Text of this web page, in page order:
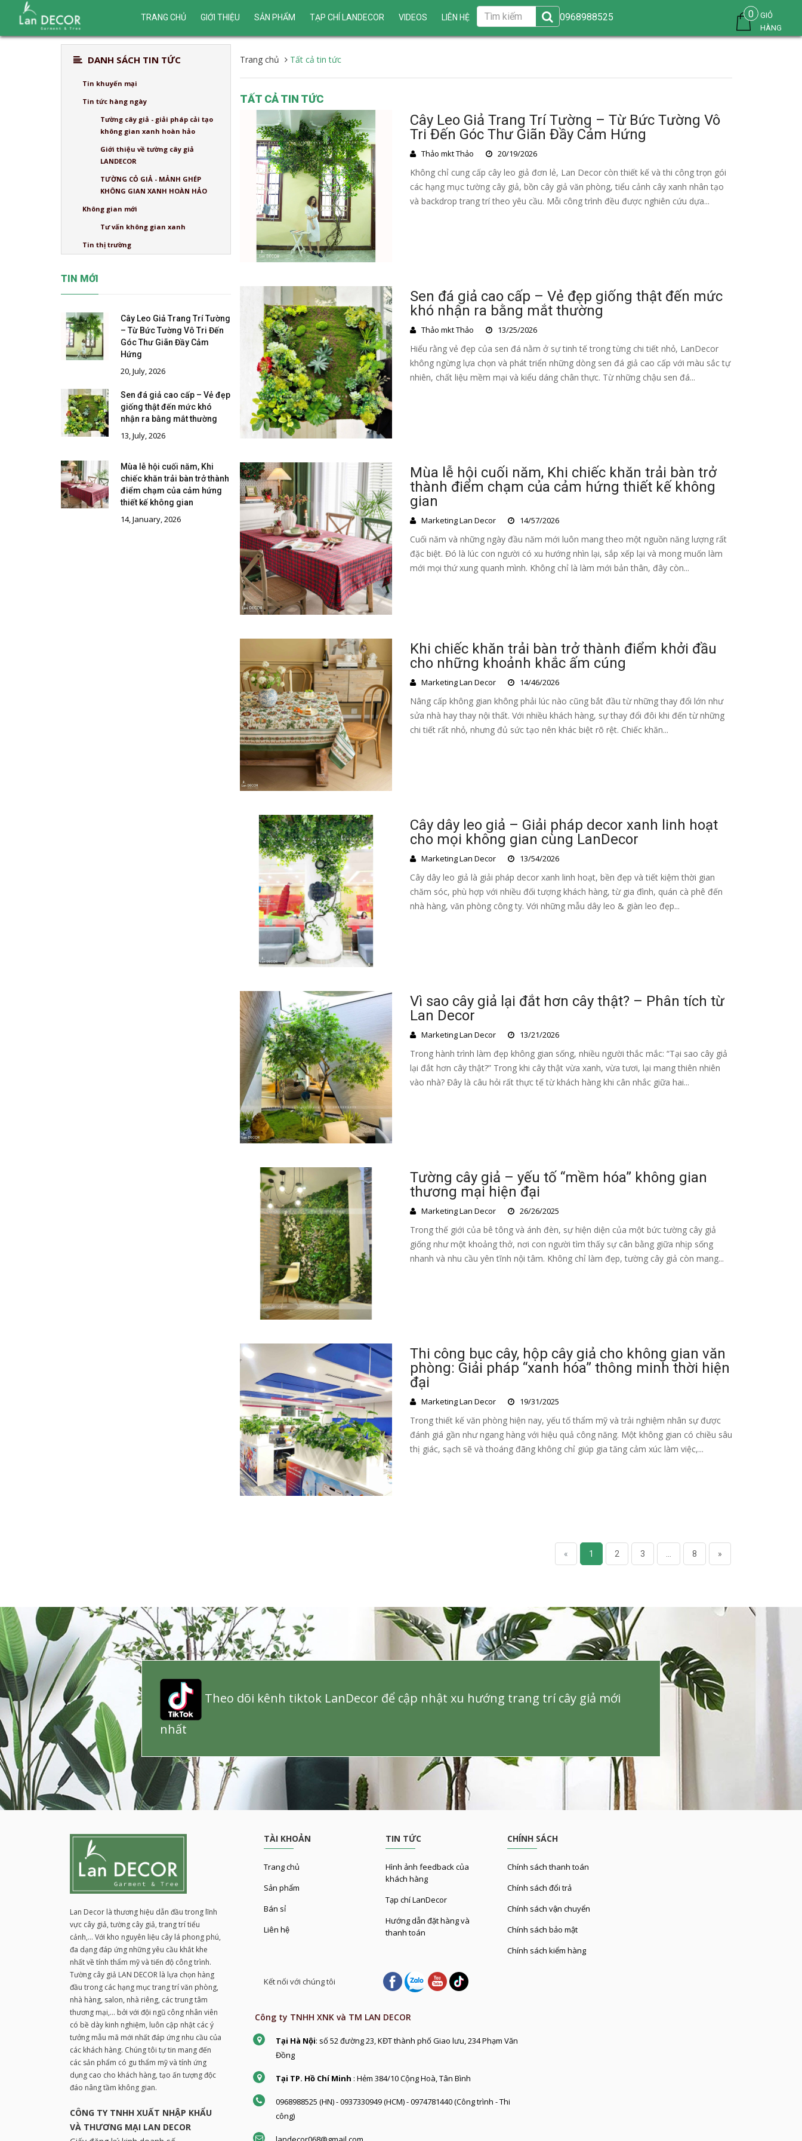
TRANG CHỦ GIỚI THIỆU SẢN PHẨM TẠP CHÍ LANDECOR VIDEOS LIÊN HỆ 0968988525 0
GIỎ
HÀNG
Trang chủ Tất cả tin tức
TẤT CẢ TIN TỨC
Cây Leo Giả Trang Trí Tường – Từ Bức Tường Vô
Tri Đến Góc Thư Giãn Đầy Cảm Hứng
Thảo mkt Thảo 20/19/2026
Không chỉ cung cấp cây leo giả đơn lẻ, Lan Decor còn thiết kế và thi công trọn gói
các hạng mục tường cây giả, bồn cây giả văn phòng, tiểu cảnh cây xanh nhân tạo
và backdrop trang trí theo yêu cầu. Mỗi công trình đều được nghiên cứu dựa...
Sen đá giả cao cấp – Vẻ đẹp giống thật đến mức
khó nhận ra bằng mắt thường
Thảo mkt Thảo 13/25/2026
Hiểu rằng vẻ đẹp của sen đá nằm ở sự tinh tế trong từng chi tiết nhỏ, LanDecor
không ngừng lựa chọn và phát triển những dòng sen đá giả cao cấp với màu sắc tự
nhiên, chất liệu mềm mại và kiểu dáng chân thực. Từ những chậu sen đá...
Mùa lễ hội cuối năm, Khi chiếc khăn trải bàn trở
thành điểm chạm của cảm hứng thiết kế không
gian
Marketing Lan Decor 14/57/2026
Cuối năm và những ngày đầu năm mới luôn mang theo một nguồn năng lượng rất
đặc biệt. Đó là lúc con người có xu hướng nhìn lại, sắp xếp lại và mong muốn làm
mới mọi thứ xung quanh mình. Không chỉ là làm mới bản thân, đây còn...
Khi chiếc khăn trải bàn trở thành điểm khởi đầu
cho những khoảnh khắc ấm cúng
Marketing Lan Decor 14/46/2026
Nâng cấp không gian không phải lúc nào cũng bắt đầu từ những thay đổi lớn như
sửa nhà hay thay nội thất. Với nhiều khách hàng, sự thay đổi đôi khi đến từ những
chi tiết rất nhỏ, nhưng đủ sức tạo nên khác biệt rõ rệt. Chiếc khăn...
Cây dây leo giả – Giải pháp decor xanh linh hoạt
cho mọi không gian cùng LanDecor
Marketing Lan Decor 13/54/2026
Cây dây leo giả là giải pháp decor xanh linh hoạt, bền đẹp và tiết kiệm thời gian
chăm sóc, phù hợp với nhiều đối tượng khách hàng, từ gia đình, quán cà phê đến
nhà hàng, văn phòng công ty. Với những mẫu dây leo & giàn leo đẹp...
Vì sao cây giả lại đắt hơn cây thật? – Phân tích từ
Lan Decor
Marketing Lan Decor 13/21/2026
Trong hành trình làm đẹp không gian sống, nhiều người thắc mắc: “Tại sao cây giả
lại đắt hơn cây thật?” Trong khi cây thật vừa xanh, vừa tươi, lại mang thiên nhiên
vào nhà? Đây là câu hỏi rất thực tế từ khách hàng khi cân nhắc giữa hai...
Tường cây giả – yếu tố “mềm hóa” không gian
thương mại hiện đại
Marketing Lan Decor 26/26/2025
Trong thế giới của bê tông và ánh đèn, sự hiện diện của một bức tường cây giả
giống như một khoảng thở, nơi con người tìm thấy sự cân bằng giữa nhịp sống
nhanh và nhu cầu yên tĩnh nội tâm. Không chỉ làm đẹp, tường cây giả còn mang...
Thi công bục cây, hộp cây giả cho không gian văn
phòng: Giải pháp “xanh hóa” thông minh thời hiện
đại
Marketing Lan Decor 19/31/2025
Trong thiết kế văn phòng hiện nay, yếu tố thẩm mỹ và trải nghiệm nhân sự được
đánh giá gần như ngang hàng với hiệu quả công năng. Một không gian có chiều sâu
thị giác, sạch sẽ và thoáng đãng không chỉ giúp gia tăng cảm xúc làm việc,...
« 1 2 3 ... 8 »
DANH SÁCH TIN TỨC
Tin khuyến mại
Tin tức hàng ngày
Tường cây giả - giải pháp cải tạo
không gian xanh hoàn hảo
Giới thiệu về tường cây giả
LANDECOR
TƯỜNG CỎ GIẢ - MẢNH GHÉP
KHÔNG GIAN XANH HOÀN HẢO
Không gian mới
Tư vấn không gian xanh
Tin thị trường
TIN MỚI
Cây Leo Giả Trang Trí Tường
– Từ Bức Tường Vô Tri Đến
Góc Thư Giãn Đầy Cảm
Hứng
20, July, 2026
Sen đá giả cao cấp – Vẻ đẹp
giống thật đến mức khó
nhận ra bằng mắt thường
13, July, 2026
Mùa lễ hội cuối năm, Khi
chiếc khăn trải bàn trở thành
điểm chạm của cảm hứng
thiết kế không gian
14, January, 2026
Theo dõi kênh tiktok LanDecor để cập nhật xu hướng trang trí cây giả mới
nhất
Lan Decor là thương hiệu dẫn đầu trong lĩnh
vực cây giả, tường cây giả, trang trí tiểu
cảnh,... Với kho nguyên liệu cây lá phong phú,
đa dạng đáp ứng những yêu cầu khắt khe
nhất về tính thẩm mỹ và tiến độ công trình.
Tường cây giả LAN DECOR là lựa chọn hàng
đầu trong các hạng mục trang trí văn phòng,
nhà hàng, salon, nhà riêng, các trung tâm
thương mại,... bởi với đội ngũ công nhân viên
có bề dày kinh nghiệm, luôn cập nhật các ý
tưởng mẫu mã mới nhất đáp ứng nhu cầu của
các khách hàng. Chúng tôi tự tin mang đến
các sản phẩm có gu thẩm mỹ và tính ứng
dụng cao cho khách hàng, tạo ấn tượng độc
đáo nâng tầm không gian.
CÔNG TY TNHH XUẤT NHẬP KHẨU
VÀ THƯƠNG MẠI LAN DECOR
TÀI KHOẢN
Trang chủ
Sản phẩm
Bán sỉ
Liên hệ
TIN TỨC
Hình ảnh feedback của
khách hàng
Tạp chí LanDecor
Hướng dẫn đặt hàng và
thanh toán
CHÍNH SÁCH
Chính sách thanh toán
Chính sách đổi trả
Chính sách vận chuyển
Chính sách bảo mật
Chính sách kiểm hàng
Kết nối với chúng tôi
Công ty TNHH XNK và TM LAN DECOR
Tại Hà Nội: số 52 đường 23, KĐT thành phố Giao lưu, 234 Phạm Văn
Đồng
Tại TP. Hồ Chí Minh : Hẻm 384/10 Cộng Hoà, Tân Bình
0968988525 (HN) - 0937330949 (HCM) - 0974781440 (Công trình - Thi
công)